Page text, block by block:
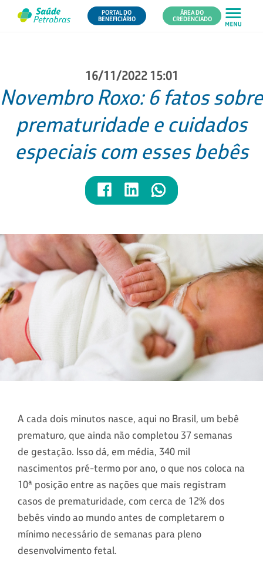
PORTAL DO
BENEFICIÁRIO
ÁREA DO
CREDENCIADO
16/11/2022 15:01
Novembro Roxo: 6 fatos sobre
prematuridade e cuidados
especiais com esses bebês
A cada dois minutos nasce, aqui no Brasil, um bebê
prematuro, que ainda não completou 37 semanas
de gestação. Isso dá, em média, 340 mil
nascimentos pré-termo por ano, o que nos coloca na
10ª posição entre as nações que mais registram
casos de prematuridade, com cerca de 12% dos
bebês vindo ao mundo antes de completarem o
mínimo necessário de semanas para pleno
desenvolvimento fetal.